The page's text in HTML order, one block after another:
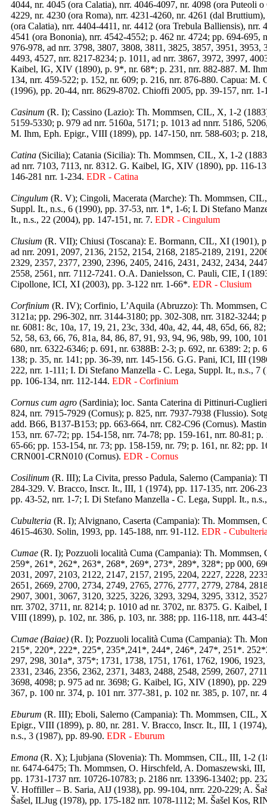
4044, nr. 4045 (ora Calatia), nrr. 4046-4097, nr. 4098 (ora Puteoli
4229, nr. 4230 (ora Roma), nrr. 4231-4260, nr. 4261 (dal
(ora Calatia), nrr. 4404-4411, nr. 4412 (ora Trebula Balliensis),
4541 (ora Bononia), nrr. 4542-4552; p. 462 nr. 4724; pp. 694-
976-978, ad nrr. 3798, 3807, 3808, 3811, 3825, 3857, 3951,
4493, 4527, nrr. 8217-8234; p. 1011, ad nrr. 3867, 3972, 3997,
Kaibel, IG, XIV (1890), p. 9*, nr. 68*; p. 231, nrr. 882-887. M.
134, nrr. 459-522; p. 152, nr. 609; p. 216, nrr. 876-880. Capua:
(1996), pp. 20-44, nrr. 8629-8702. Chioffi 2005, pp. 39-157, nrr. 1-
Casinum (R. I); Cassino (Lazio): Th. Mommsen, CIL, X, 1-2
5159-5330; p. 979 ad nrr. 5160a, 5171; p. 1013 ad nnrr. 5186,
M. Ihm, Eph. Epigr., VIII (1899), pp. 147-150, nrr. 588-603; p.
Catina (Sicilia); Catania (Sicilia): Th. Mommsen, CIL, X, 1-2
ad nrr. 7103, 7113, nr. 8312. G. Kaibel, IG, XIV (1890), pp. 116-
146-281 nrr. 1-234.EDR - Catina
Cingulum (R. V); Cingoli, Macerata (Marche): Th. Mommsen,
Suppl. It., n.s., 6 (1990), pp. 37-53, nrr. 1*, 1-6; I. Di Stefano
It., n.s., 22 (2004), pp. 147-151, nr. 7.EDR - Cingulum
Clusium (R. VII); Chiusi (Toscana): E. Bormann, CIL, XI (1901),
ad nrr. 2091, 2097, 2136, 2152, 2154, 2168, 2185-2189, 2191,
2329, 2357, 2377, 2390, 2396, 2405, 2416, 2431, 2432, 2434,
2558, 2561, nrr. 7112-7241. O.A. Danielsson, C. Pauli, CIE, I
Cipollone, ICI, XI (2003), pp. 3-122 nrr. 1-66*.EDR - Clusium
Corfinium (R. IV); Corfinio, L’Aquila (Abruzzo): Th. Mommsen,
3121a; pp. 296-302, nrr. 3144-3180; pp. 302-308, nrr. 3182-3244;
nr. 6081: 8c, 10a, 17, 19, 21, 23c, 33d, 40a, 42, 44, 48, 65d, 66,
52, 58, 63, 66, 76, 81a, 84, 86, 87, 91, 93, 94, 96, 98b, 99, 100,
680, nrr. 6322-6346; p. 691, nr. 6388B: 2-3; p. 692, nr. 6389: 2;
138; p. 35, nr. 141; pp. 36-39, nrr. 145-156. G.G. Pani, ICI, III
222, nrr. 1-111; I. Di Stefano Manzella - C. Lega, Suppl. It., n.s.,
pp. 106-134, nrr. 112-144.EDR - Corfinium
Cornus cum agro (Sardinia); loc. Santa Caterina di Pittinuri-
824, nrr. 7915-7929 (Cornus); p. 825, nrr. 7937-7938 (Flussio).
add. B66, B137-B153; pp. 663-664, nrr. C82-C96 (Cornus).
153, nrr. 67-72; pp. 154-158, nrr. 74-78; pp. 159-161, nrr. 80-81;
65-66; pp. 153-154, nr. 73; pp. 158-159, nr. 79; p. 161, nr. 82; pp.
CRN001-CRN010 (Cornus).EDR - Cornus
Cosilinum (R. III); La Civita, presso Padula, Salerno
284-329. V. Bracco, Inscr. It., III, 1 (1974), pp. 117-135, nrr. 206-
pp. 43-52, nrr. 1-7; I. Di Stefano Manzella - C. Lega, Suppl. It.,
Cubulteria (R. I); Alvignano, Caserta (Campania): Th.
4615-4630. Solin, 1993, pp. 145-188, nrr. 91-112.EDR -
Cumae (R. I); Pozzuoli località Cuma (Campania): Th.
259*, 261*, 262*, 263*, 268*, 269*, 273*, 289*, 328*; pp 000,
2031, 2097, 2103, 2122, 2147, 2157, 2195, 2204, 2227, 2228,
2651, 2669, 2700, 2734, 2749, 2765, 2776, 2777, 2779, 2784,
2907, 3001, 3067, 3120, 3225, 3226, 3293, 3294, 3295, 3312,
nrr. 3702, 3711, nr. 8214; p. 1010 ad nr. 3702, nr. 8375. G.
VIII (1899), p. 102, nr. 386, p. 103, nr. 388; pp. 116-118, nrr. 443-
Cumae (Baiae)(R. I); Pozzuoli località Cuma (Campania): Th.
215*, 220*, 222*, 225*, 235*,241*, 244*, 246*, 247*, 251*.
297, 298, 301a*, 375*; 1731, 1738, 1751, 1761, 1762, 1906,
2331, 2346, 2356, 2362, 2371, 3483, 2488, 2548, 2599, 2607,
3698, 4098; p. 975 ad nr. 3698; G. Kaibel, IG, XIV (1890), pp.
367, p. 100 nr. 374, p. 101 nrr. 377-381, p. 102 nr. 385, p. 107, nr.
Eburum (R. III); Eboli, Salerno (Campania): Th. Mommsen, CIL,
Epigr., VIII (1899), p. 80, nr. 281. V. Bracco, Inscr. It., III, 1
n.s., 3 (1987), pp. 89-90.EDR - Eburum
Emona (R. X); Ljubjana (Slovenia): Th. Mommsen, CIL, III, 1-2
nr. 6474-6475; Th. Mommsen, O. Hirschfeld, A. Domaszewski,
pp. 1731-1737 nrr. 10726-10783; p. 2186 nrr. 13396-13402; pp.
V. Hoffiller – B. Saria, AIJ (1938), pp. 99-104, nrrr. 220-229; A.
Šašel, ILJug (1978), pp. 175-182 nrr. 1078-1112; M. Šašel Kos,